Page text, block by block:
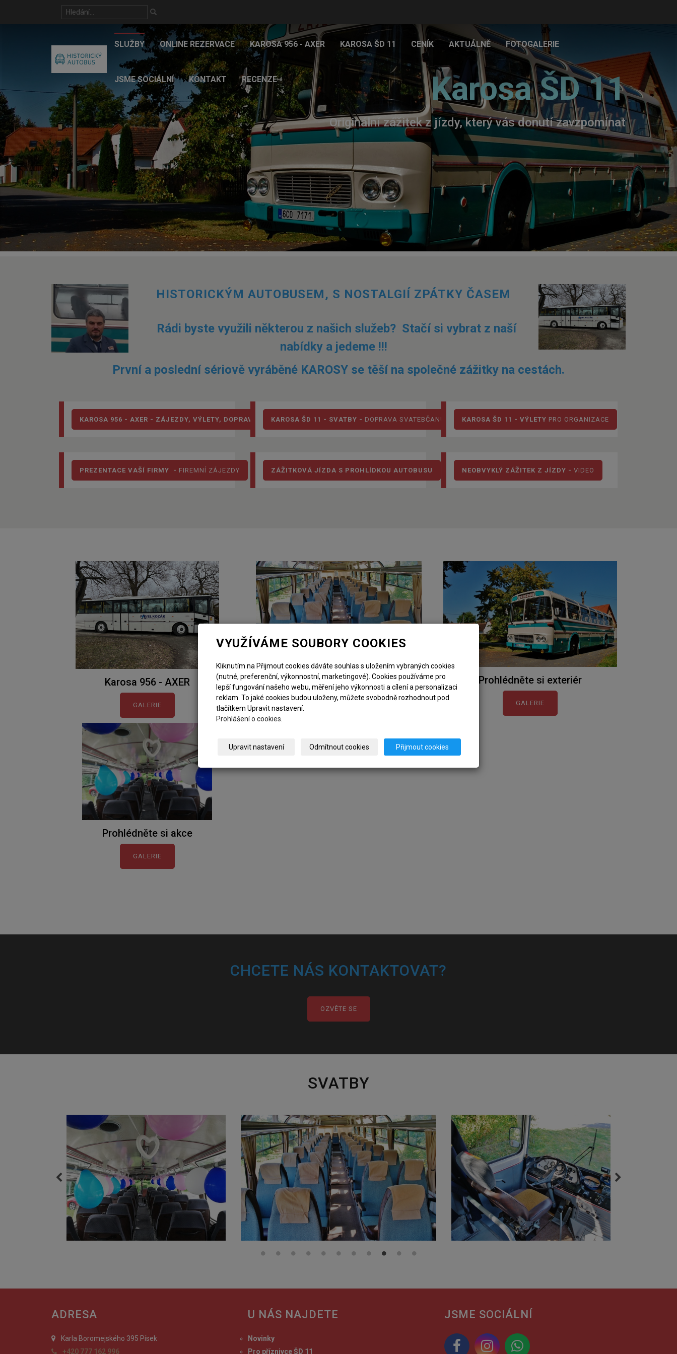
SLUŽBY ONLINE REZERVACE KAROSA 956 - AXER KAROSA ŠD 11 CENÍK AKTUÁLNĚ FOTOGALERIE
JSME SOCIÁLNÍ KONTAKT RECENZE Karosa ŠD 11
Originální zážitek z jízdy, který vás donutí zavzpomínat
HISTORICKÝM AUTOBUSEM, S NOSTALGIÍ ZPÁTKY ČASEM
Rádi byste využili některou z našich služeb? Stačí si vybrat z naší
nabídky a jedeme !!!
První a poslední sériově vyráběné KAROSY se těší na společné zážitky na cestách.
KAROSA 956 - AXER - ZÁJEZDY, VÝLETY, DOPRAVA KAROSA ŠD 11 - SVATBY - DOPRAVA SVATEBČANŮ KAROSA ŠD 11 - VÝLETY PRO ORGANIZACE
PREZENTACE VAŠÍ FIRMY - FIREMNÍ ZÁJEZDY ZÁŽITKOVÁ JÍZDA S PROHLÍDKOU AUTOBUSU NEOBVYKLÝ ZÁŽITEK Z JÍZDY -VIDEO
Karosa 956 - AXER
GALERIE
Prohlédněte si interiér
GALERIE
Prohlédněte si exteriér
GALERIE
Prohlédněte si akce
GALERIE
CHCETE NÁS KONTAKTOVAT?
OZVĚTE SE
SVATBY
ADRESA
Karla Boromejského 395 Písek
+420 777 162 996
U NÁS NAJDETE
Novinky
Pro příznivce ŠD 11
JSME SOCIÁLNÍ
VYUŽÍVÁME SOUBORY COOKIES
Kliknutím na Přijmout cookies dáváte souhlas s uložením vybraných cookies
(nutné, preferenční, výkonnostní, marketingové). Cookies používáme pro
lepší fungování našeho webu, měření jeho výkonnosti a cílení a personalizaci
reklam. To jaké cookies budou uloženy, můžete svobodně rozhodnout pod
tlačítkem Upravit nastavení.
Prohlášení o cookies.
Upravit nastavení Odmítnout cookies Přijmout cookies